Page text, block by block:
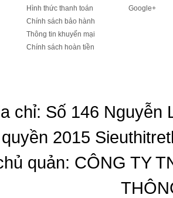
Hình thức thanh toán
Chính sách bảo hành
Thông tin khuyến mại
Chính sách hoàn tiền
Google+
chỉ: Số 146 Nguyễn
2015
quản: CÔNG TY